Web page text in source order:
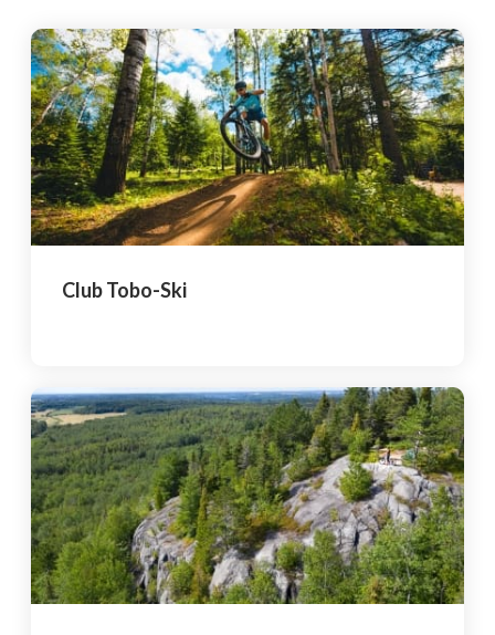
FAQ
Blogue
Actualités
Nous joindre
Club Tobo-Ski